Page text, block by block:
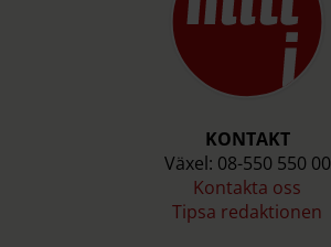
KONTAKT
Växel: 08-550 550 00
Kontakta oss
Tipsa redaktionen